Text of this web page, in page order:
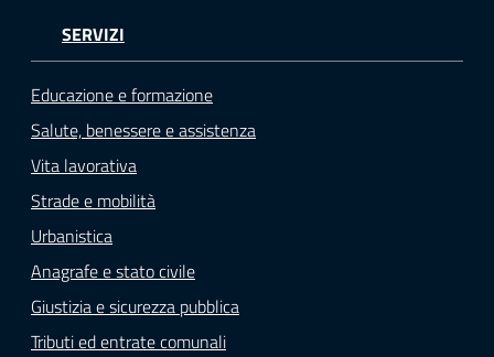
SERVIZI
Educazione e formazione
Salute, benessere e assistenza
Vita lavorativa
Strade e mobilità
Urbanistica
Anagrafe e stato civile
Giustizia e sicurezza pubblica
Tributi ed entrate comunali